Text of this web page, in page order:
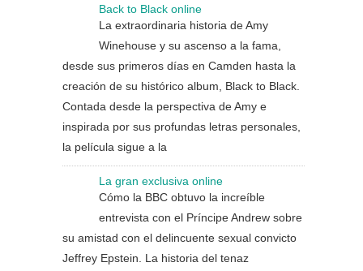
Back to Black online
La extraordinaria historia de Amy
Winehouse y su ascenso a la fama,
desde sus primeros días en Camden hasta la
creación de su histórico album, Black to Black.
Contada desde la perspectiva de Amy e
inspirada por sus profundas letras personales,
la película sigue a la
La gran exclusiva online
Cómo la BBC obtuvo la increíble
entrevista con el Príncipe Andrew sobre
su amistad con el delincuente sexual convicto
Jeffrey Epstein. La historia del tenaz